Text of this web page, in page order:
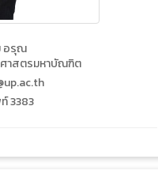
อรุณ
าสตรมหาบัณฑิต
3383